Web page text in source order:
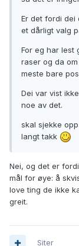
Er det fordi dei
et dårligt valg
For eg har lest
raser og da
meste bare
Dei var vist
noe av det.
skal sjekke
langt takk
Nei, og det er
mål for øye: å
love ting de ikke
greit.
Siter